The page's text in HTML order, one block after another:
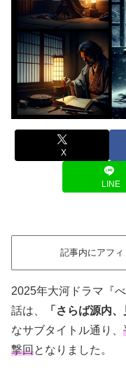
X
LINE
記事内にアフ
2025年大河ドラマ『
話は、
「さらば源内、
なサブタイトル通り、
撃回となりました。